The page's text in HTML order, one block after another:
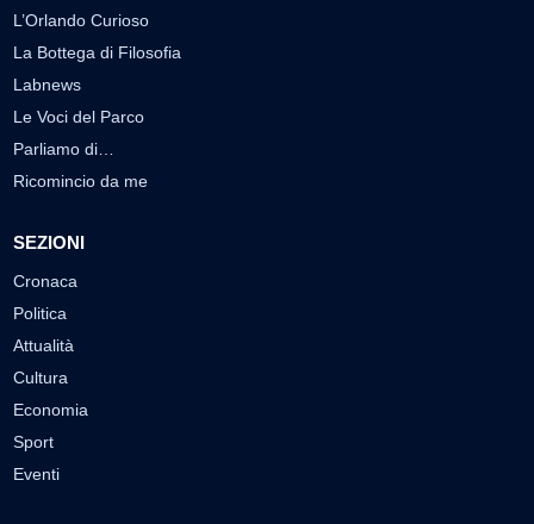
L’Orlando Curioso
La Bottega di Filosofia
Labnews
Le Voci del Parco
Parliamo di…
Ricomincio da me
SEZIONI
Cronaca
Politica
Attualità
Cultura
Economia
Sport
Eventi